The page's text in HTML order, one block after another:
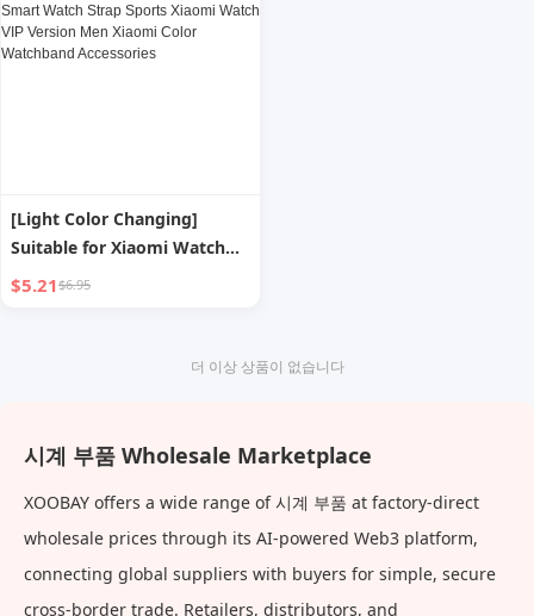
Vivoiqoo All-Inclusive Film
[Light Color Changing]
Suitable for Xiaomi Watch
Color Strap Color Changing
Xiaomi Watch VIP Version
$5.21$6.95
더 이상 상품이 없습니다
시계 부품 Wholesale Marketplace
XOOBAY offers a wide range of 시계 부품 at factory-direct
wholesale prices through its AI-powered Web3 platform,
connecting global suppliers with buyers for simple, secure
cross-border trade. Retailers, distributors, and